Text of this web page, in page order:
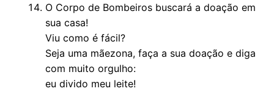
O Corpo de Bombeiros buscará a doação em
sua casa!
Viu como é fácil?
Seja uma mãezona, faça a sua doação e diga
com muito orgulho:
eu divido meu leite!